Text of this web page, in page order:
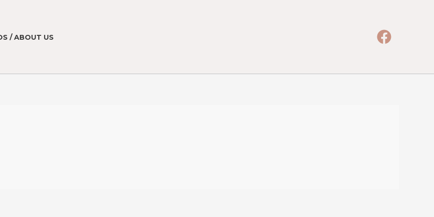
/ ABOUT US